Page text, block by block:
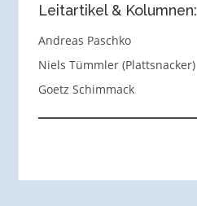
Leitartikel & Kolumnen:
Andreas Paschko
Niels Tümmler (Plattsnacker)
Goetz Schimmack